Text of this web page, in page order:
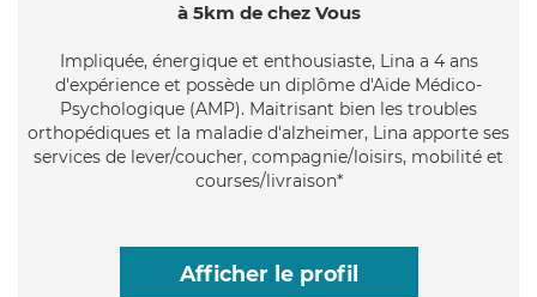
à 5km de chez Vous
Impliquée, énergique et enthousiaste, Lina a 4 ans
d'expérience et possède un diplôme d'Aide Médico-
Psychologique (AMP). Maitrisant bien les troubles
orthopédiques et la maladie d'alzheimer, Lina apporte ses
services de lever/coucher, compagnie/loisirs, mobilité et
courses/livraison*
Afficher le profil